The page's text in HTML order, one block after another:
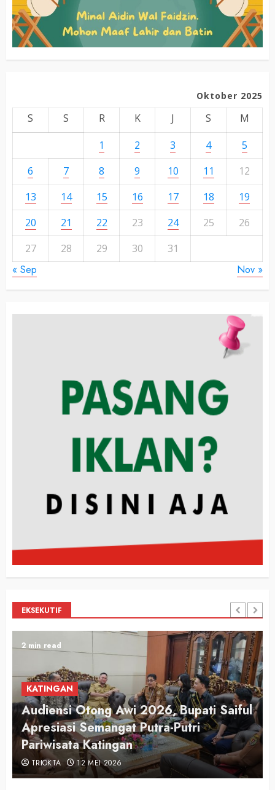
Oktober 2025
S S R K J S
M
1
2 3 4
5
6
7 8 9 10 11
12
13
14 15 16 17 18
19
20
21 22 23 24 25
26
27
28 29 30 31
« Sep Nov »
EKSEKUTIF
2 min read
KATINGAN
Audiensi Otong Awi 2026, Bupati Saiful
Apresiasi Semangat Putra-Putri
Pariwisata Katingan
TRIOKTA 12 MEI 2026